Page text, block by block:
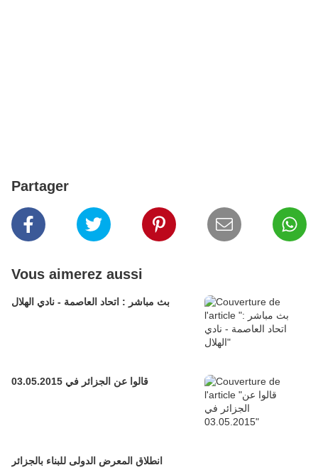
Partager
Vous aimerez aussi
بث مباشر : اتحاد العاصمة - نادي الهلال
قالوا عن الجزائر في 03.05.2015
انطلاق المعرض الدولى للبناء بالجزائر